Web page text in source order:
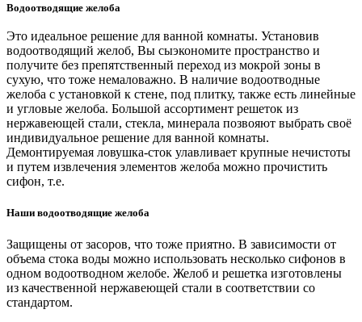
Водоотводящие желоба
Это идеальное решение для ванной комнаты. Установив
водоотводящий желоб, Вы сыэкономите пространство и
получите без препятственный переход из мокрой зоны в
сухую, что тоже немаловажно. В наличие водоотводные
желоба с установкой к стене, под плитку, также есть линейные
и угловые желоба. Большой ассортимент решеток из
нержавеющей стали, стекла, минерала позвояют выбрать своё
индивидуальное решение для ванной комнаты.
Демонтируемая ловушка-сток улавливает крупные нечистоты
и путем извлечения элементов желоба можно прочистить
сифон, т.е.
Наши водоотводящие желоба
Защищены от засоров, что тоже приятно. В зависимости от
объема стока воды можно использовать несколько сифонов в
одном водоотводном желобе. Желоб и решетка изготовлены
из качественной нержавеющей стали в соответствии со
стандартом.